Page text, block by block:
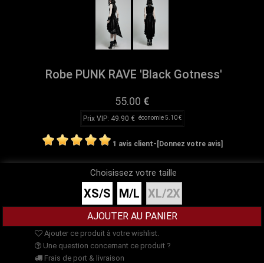
Robe PUNK RAVE 'Black Gotness'
55.00 €
Prix VIP: 49.90 € économie 5.10 €
1 avis client- [Donnez votre avis]
Choisissez votre taille
XS/S M/L XL/2X
Ajouter ce produit à votre wishlist.
Une question concernant ce produit ?
Frais de port & livraison